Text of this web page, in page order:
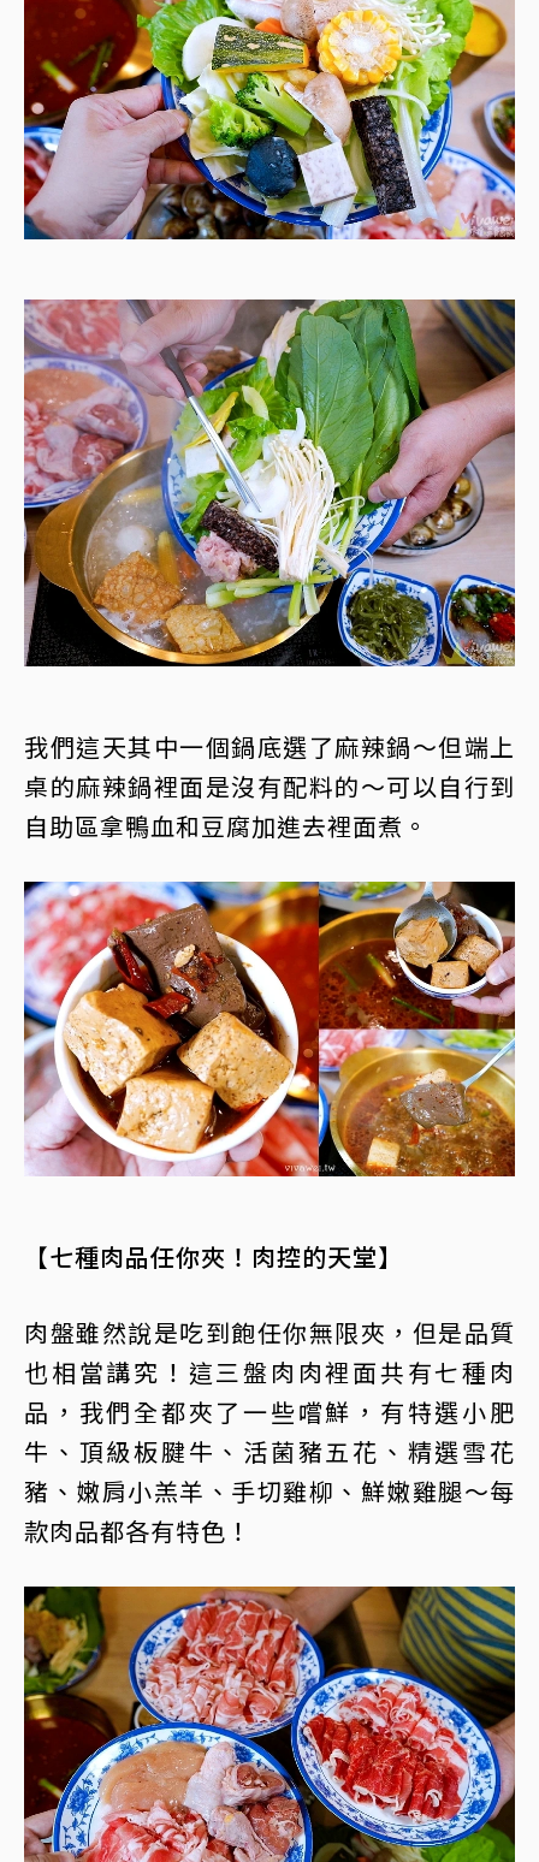
我們這天其中一個鍋底選了麻辣鍋～但端上
桌的麻辣鍋裡面是沒有配料的～可以自行到
自助區拿鴨血和豆腐加進去裡面煮。
【七種肉品任你夾！肉控的天堂】
肉盤雖然說是吃到飽任你無限夾，但是品質
也相當講究！這三盤肉肉裡面共有七種肉
品，我們全都夾了一些嚐鮮，有特選小肥
牛、頂級板腱牛、活菌豬五花、精選雪花
豬、嫩肩小羔羊、手切雞柳、鮮嫩雞腿～每
款肉品都各有特色！